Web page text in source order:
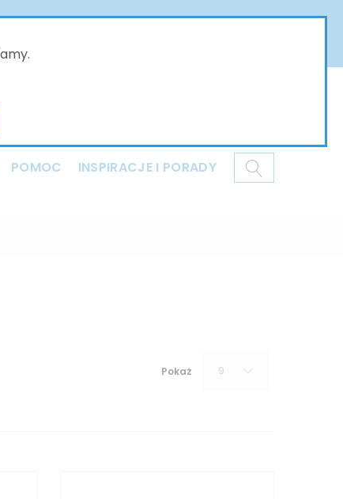
w naszym sklepie online będą przyjmowane
za Państwa wyrozumiałość .
POMOC INSPIRACJE I PORADY
Pokaż 9